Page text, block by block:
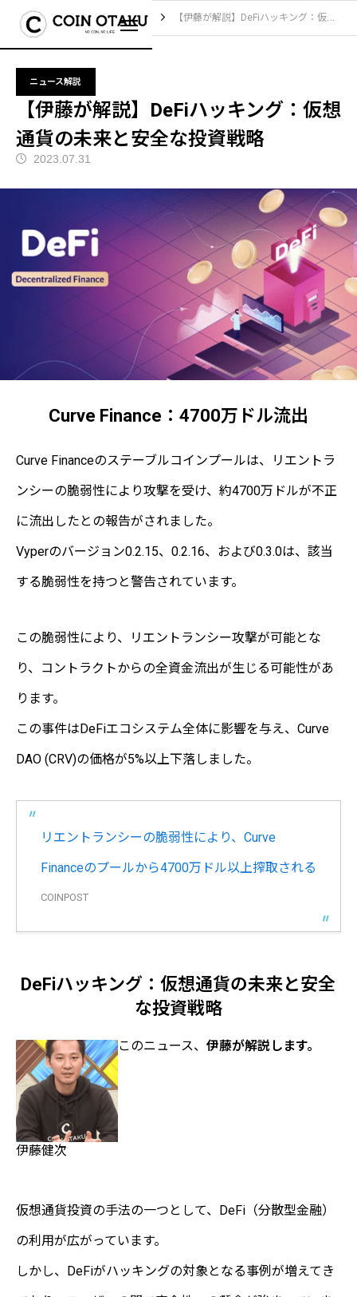
ブログ ニュース解説 【伊藤が解説】DeFiハッキング：仮想通貨の未来と安全な投資戦略
ニュース解説
【伊藤が解説】DeFiハッキング：仮想
通貨の未来と安全な投資戦略
2023.07.31
Curve Finance：4700万ドル流出
Curve Financeのステーブルコインプールは、リエントラ
ンシーの脆弱性により攻撃を受け、約4700万ドルが不正
に流出したとの報告がされました。
Vyperのバージョン0.2.15、0.2.16、および0.3.0は、該当
する脆弱性を持つと警告されています。
この脆弱性により、リエントランシー攻撃が可能とな
り、コントラクトからの全資金流出が生じる可能性があ
ります。
この事件はDeFiエコシステム全体に影響を与え、Curve
DAO (CRV)の価格が5%以上下落しました。
リエントランシーの脆弱性により、Curve
Financeのプールから4700万ドル以上搾取される
COINPOST
DeFiハッキング：仮想通貨の未来と安全
な投資戦略
伊藤健次
このニュース、 伊藤が解説します。
仮想通貨投資の手法の一つとして、DeFi（分散型金融）
の利用が広がっています。
しかし、DeFiがハッキングの対象となる事例が増えてき